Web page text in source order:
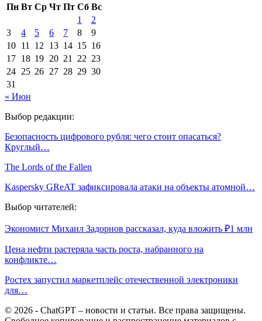
Пн Вт Ср Чт Пт Сб Вс
1
2
3
4 5 6 7 8
9
10 11 12 13 14 15 16
17 18 19 20 21 22 23
24 25 26 27 28 29 30
31
« Июн
Выбор редакции:
Безопасность цифрового рубля: чего стоит опасаться?
Круглый…
The Lords of the Fallen
Kaspersky GReAT зафиксировала атаки на объекты атомной…
Выбор читателей:
Экономист Михаил Задорнов рассказал, куда вложить ₽1 млн
Цена нефти растеряла часть роста, набранного на
конфликте…
Ростех запустил маркетплейс отечественной электроники
для…
© 2026 - ChatGPT – новости и статьи. Все права защищены.